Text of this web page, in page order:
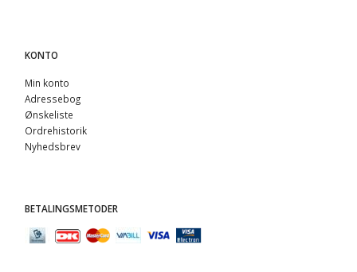
KONTO
Min konto
Adressebog
Ønskeliste
Ordrehistorik
Nyhedsbrev
BETALINGSMETODER